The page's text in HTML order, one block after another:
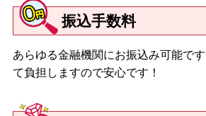
振込手数料
あらゆる金融機関にお振込み可能で
て負担しますので安心です！